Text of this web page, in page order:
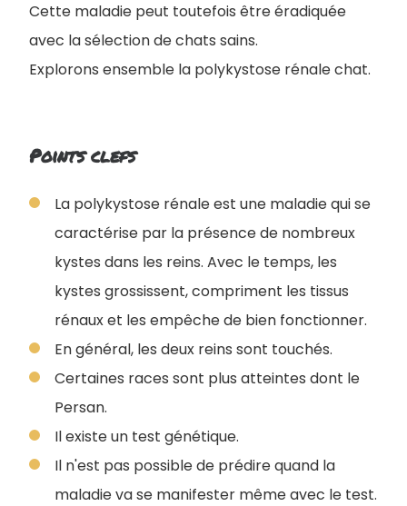
Cette maladie peut toutefois être éradiquée
avec la sélection de chats sains.
Explorons ensemble la polykystose rénale chat.
Points clefs
La polykystose rénale est une maladie qui se
caractérise par la présence de nombreux
kystes dans les reins. Avec le temps, les
kystes grossissent, compriment les tissus
rénaux et les empêche de bien fonctionner.
En général, les deux reins sont touchés.
Certaines races sont plus atteintes dont le
Persan.
Il existe un test génétique.
Il n'est pas possible de prédire quand la
maladie va se manifester même avec le test.